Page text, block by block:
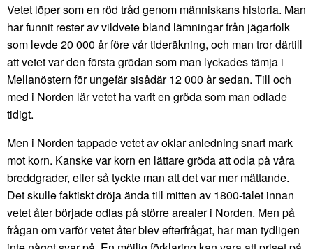
Vetet löper som en röd tråd genom människans historia. Man
har funnit rester av vildvete bland lämningar från jägarfolk
som levde 20 000 år före vår tideräkning, och man tror därtill
att vetet var den första grödan som man lyckades tämja i
Mellanöstern för ungefär sisådär 12 000 år sedan. Till och
med i Norden lär vetet ha varit en gröda som man odlade
tidigt.
Men i Norden tappade vetet av oklar anledning snart mark
mot korn. Kanske var korn en lättare gröda att odla på våra
breddgrader, eller så tyckte man att det var mer mättande.
Det skulle faktiskt dröja ända till mitten av 1800-talet innan
vetet åter började odlas på större arealer i Norden. Men på
frågan om varför vetet åter blev efterfrågat, har man tydligen